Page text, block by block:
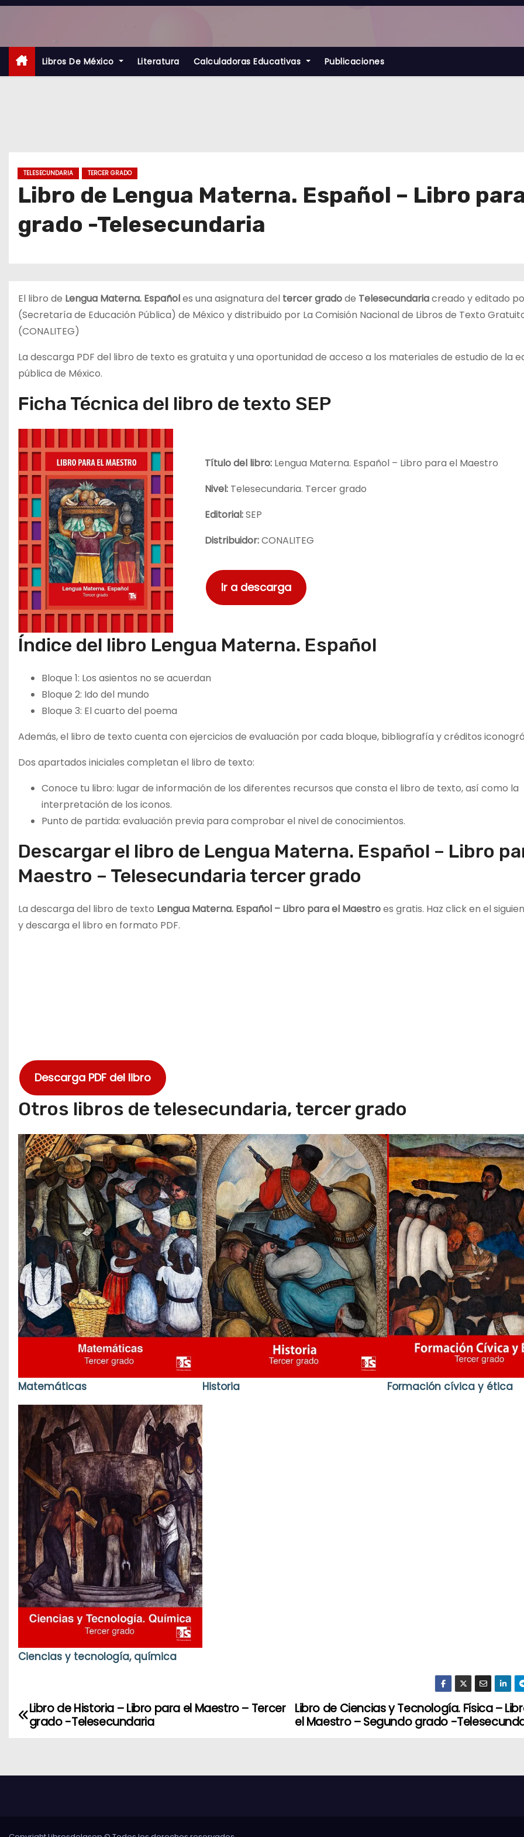
S
l
a
Libros De México Literatura Calculadoras Educativas Publicaciones
TELESECUNDARIA TERCER GRADO
Libro de Lengua Materna. Español – Libro
grado -Telesecundaria
El libro de Lengua Materna. Españoles una asignatura del tercer gradode Telesecundariacreado y editado
(Secretaría de Educación Pública) de México y distribuido por La Comisión Nacional de Libros de Texto
(CONALITEG)
La descarga PDF del libro de texto es gratuita y una oportunidad de acceso a los materiales de estudio de la
pública de México.
Ficha Técnica del libro de texto SEP
Título del libro: Lengua Materna. Español – Libro para el Maestro
Nivel: Telesecundaria. Tercer grado
Editorial:SEP
Distribuidor:CONALITEG
Ir a descarga
Índice del libro Lengua Materna. Español
Bloque 1: Los asientos no se acuerdan
Bloque 2: Ido del mundo
Bloque 3: El cuarto del poema
Además, el libro de texto cuenta con ejercicios de evaluación por cada bloque, bibliografía y créditos
Dos apartados iniciales completan el libro de texto:
Conoce tu libro: lugar de información de los diferentes recursos que consta el libro de texto, así como la
interpretación de los iconos.
Punto de partida: evaluación previa para comprobar el nivel de conocimientos.
Descargar el libro de Lengua Materna. Español – Libro
Maestro – Telesecundaria tercer grado
La descarga del libro de texto Lengua Materna. Español – Libro para el Maestroes gratis. Haz click en el
y descarga el libro en formato PDF.
Descarga PDF del libro
Otros libros de telesecundaria, tercer grado
Matemáticas Historia Formación cívica y ética
Ciencias y tecnología, química
N
Libro de Ciencias y Tecnología. Física –
el Maestro – Segundo grado -
Libro de Historia – Libro para el Maestro – Tercer
grado -Telesecundaria